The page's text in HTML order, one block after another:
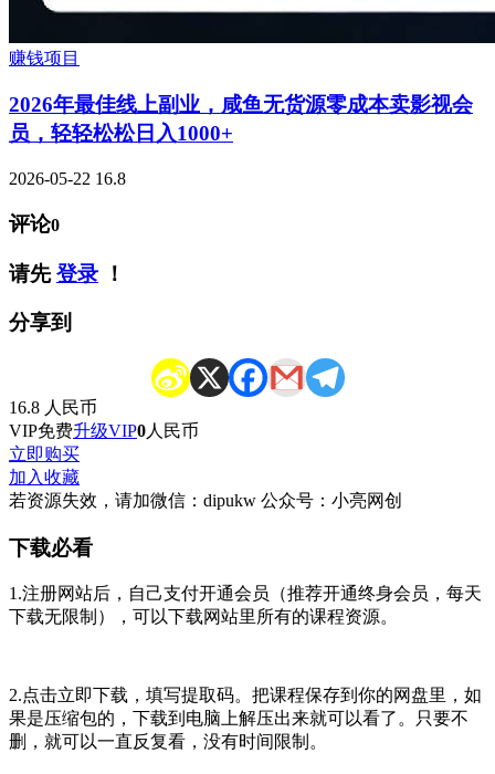
赚钱项目
2026年最佳线上副业，咸鱼无货源零成本卖影视会
员，轻轻松松日入1000+
2026-05-22 16.8
评论0
请先登录 ！
分享到
16.8 人民币
VIP免费升级VIP0人民币
立即购买
加入收藏
若资源失效，请加微信：dipukw 公众号：小亮网创
下载必看
1.注册网站后，自己支付开通会员（推荐开通终身会员，每天
下载无限制），可以下载网站里所有的课程资源。
2.点击立即下载，填写提取码。把课程保存到你的网盘里，如
果是压缩包的，下载到电脑上解压出来就可以看了。只要不
删，就可以一直反复看，没有时间限制。